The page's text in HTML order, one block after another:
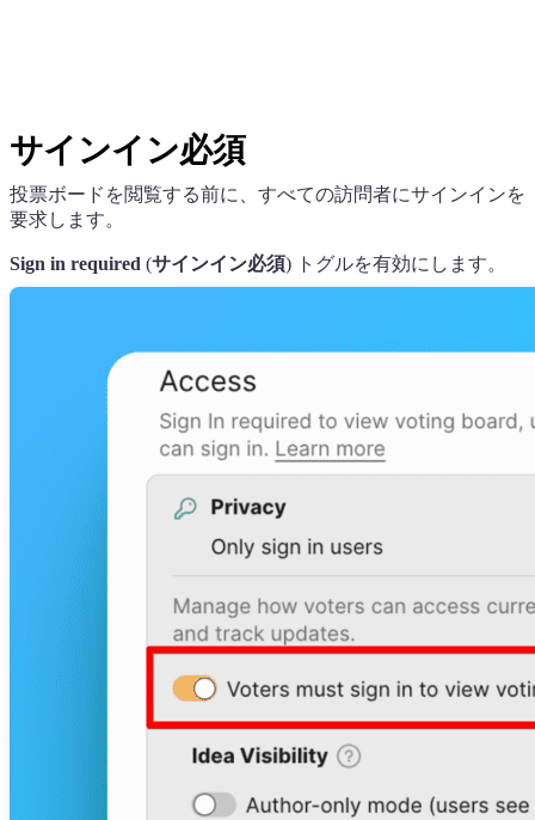
サインイン必須
投票ボードを閲覧する前に、すべての訪問者にサインインを
要求します。
Sign in required (サインイン必須) トグルを有効にします。